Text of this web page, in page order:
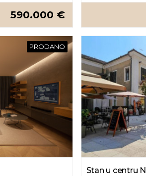
590.000 €
PRODANO
Stan u centru